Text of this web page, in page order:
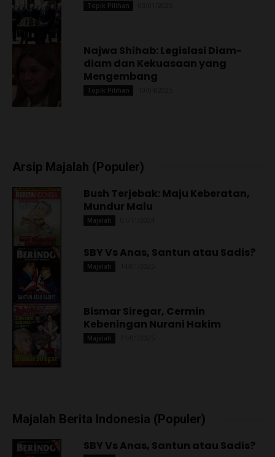
Topik Pilihan
Najwa Shihab: Legislasi Diam-
diam dan Kekuasaan yang
Mengembang
Topik Pilihan
Arsip Majalah (Populer)
Bush Terjebak: Maju Keberatan,
Mundur Malu
Majalah
SBY Vs Anas, Santun atau Sadis?
Majalah
Bismar Siregar, Cermin
Kebeningan Nurani Hakim
Majalah
Majalah Berita Indonesia (Populer)
SBY Vs Anas, Santun atau Sadis?